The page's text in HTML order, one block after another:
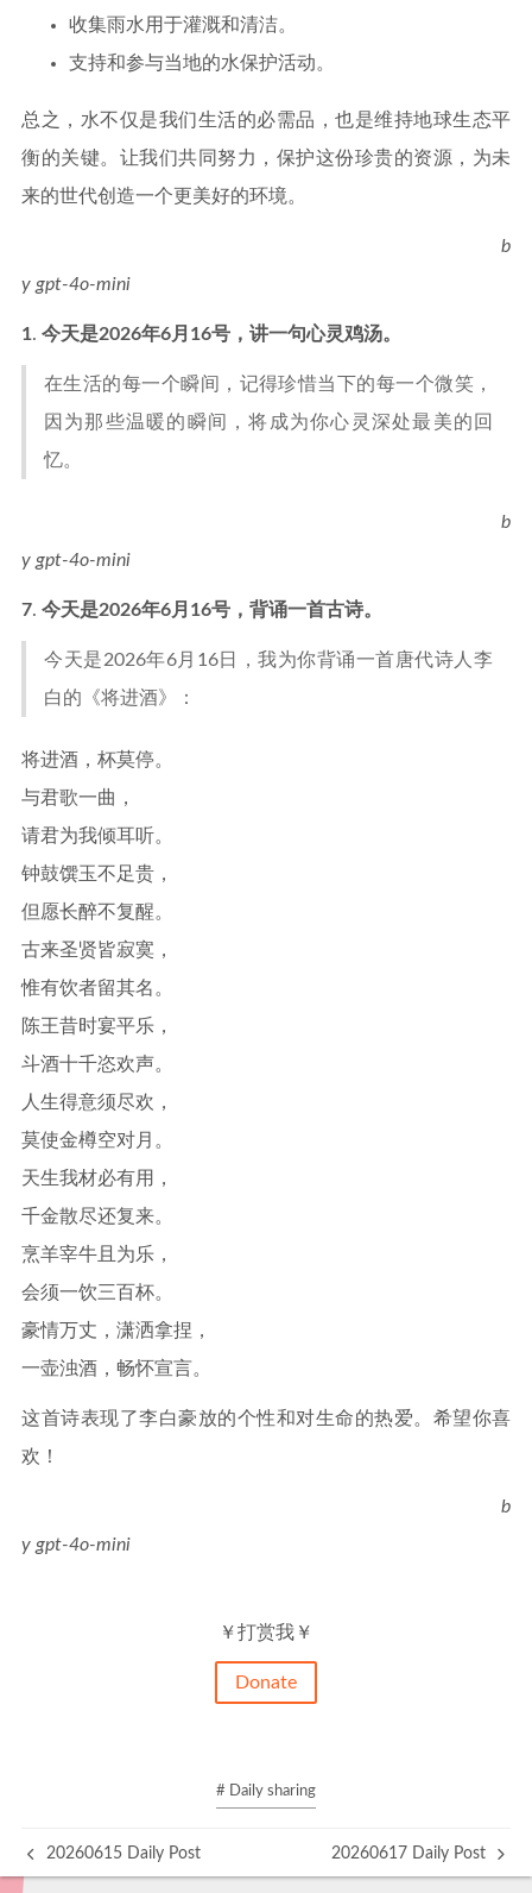
收集雨水用于灌溉和清洁。
支持和参与当地的水保护活动。
总之，水不仅是我们生活的必需品，也是维持地球生态平
衡的关键。让我们共同努力，保护这份珍贵的资源，为未
来的世代创造一个更美好的环境。
b
y gpt-4o-mini
1. 今天是2026年6月16号，讲一句心灵鸡汤。
在生活的每一个瞬间，记得珍惜当下的每一个微笑，
因为那些温暖的瞬间，将成为你心灵深处最美的回
忆。
b
y gpt-4o-mini
7. 今天是2026年6月16号，背诵一首古诗。
今天是2026年6月16日，我为你背诵一首唐代诗人李
白的《将进酒》：
将进酒，杯莫停。
与君歌一曲，
请君为我倾耳听。
钟鼓馔玉不足贵，
但愿长醉不复醒。
古来圣贤皆寂寞，
惟有饮者留其名。
陈王昔时宴平乐，
斗酒十千恣欢声。
人生得意须尽欢，
莫使金樽空对月。
天生我材必有用，
千金散尽还复来。
烹羊宰牛且为乐，
会须一饮三百杯。
豪情万丈，潇洒拿捏，
一壶浊酒，畅怀宣言。
这首诗表现了李白豪放的个性和对生命的热爱。希望你喜
欢！
b
y gpt-4o-mini
￥打赏我￥
Donate
# Daily sharing
20260615 Daily Post 20260617 Daily Post